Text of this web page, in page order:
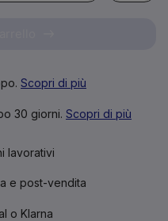
Scopri di più
30 giorni. Scopri di più
lavorativi
e post-vendita
o Klarna